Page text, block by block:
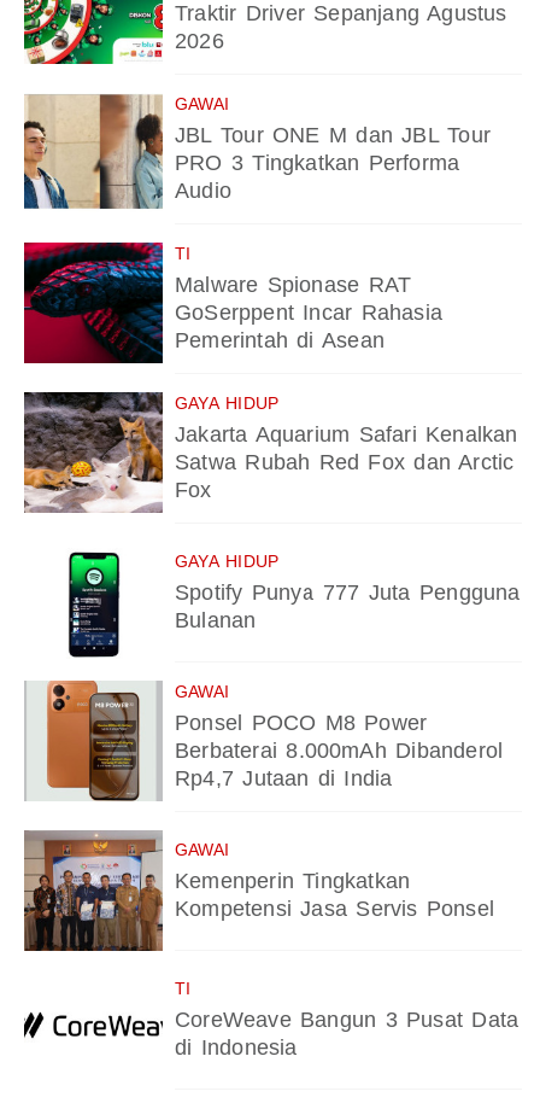
Traktir Driver Sepanjang Agustus
2026
GAWAI
JBL Tour ONE M dan JBL Tour
PRO 3 Tingkatkan Performa
Audio
TI
Malware Spionase RAT
GoSerppent Incar Rahasia
Pemerintah di Asean
GAYA HIDUP
Jakarta Aquarium Safari Kenalkan
Satwa Rubah Red Fox dan Arctic
Fox
GAYA HIDUP
Spotify Punya 777 Juta Pengguna
Bulanan
GAWAI
Ponsel POCO M8 Power
Berbaterai 8.000mAh Dibanderol
Rp4,7 Jutaan di India
GAWAI
Kemenperin Tingkatkan
Kompetensi Jasa Servis Ponsel
TI
CoreWeave Bangun 3 Pusat Data
di Indonesia